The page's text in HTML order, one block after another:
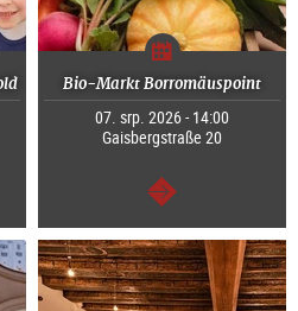
Bio-Markt Borromäuspoint
07. srp. 2026 - 14:00
Gaisbergstraße 20
continue